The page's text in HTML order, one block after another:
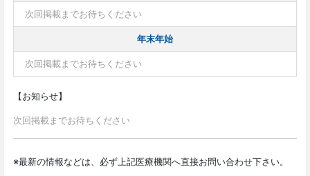
次回掲載までお待ちください
年末年始
次回掲載までお待ちください
【お知らせ】
次回掲載までお待ちください
※最新の情報などは、必ず上記医療機関へ直接お問い合わせ下さい。